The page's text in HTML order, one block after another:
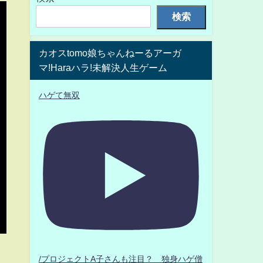
検索
カオスtomo娘ちゃんねーるアーガ
マ!Haraハラ!未解決人生ゲーム
ハゲて無双
/プロジェクトA子さんも注目？ 独身ハゲ僧